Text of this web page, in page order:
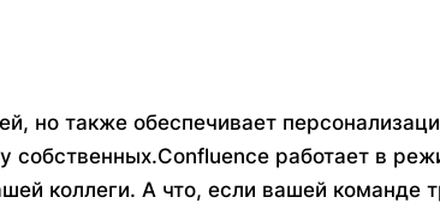
но также обеспечивает
собственных.Confluence работает в
коллеги. А что, если вашей команде